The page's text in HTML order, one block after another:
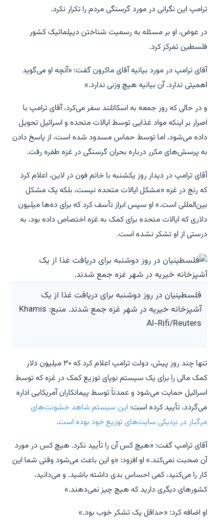
ترامپ این نگرانی در مورد گرسنگی مردم را تکرار نکرد.
در عوض، او بر مسئله به رسمیت شناختن دیپلماتیک کشور
فلسطین تمرکز کرد.
آقای ترامپ در مورد بیانیه آقای ماکرون گفت: «آنچه او می‌گوید
اهمیتی ندارد. آن بیانیه هیچ وزنی ندارد.»
و در حالی که روز جمعه به اسکاتلند سفر می‌کرد، آقای ترامپ با
اصرار بر اینکه مواد غذایی توسط ایالات متحده و اسرائیل تحویل
داده می‌شود، اما توسط حماس مسدود شده است، از پاسخ دادن
به پرسش‌های مکرر درباره بحران گرسنگی در غزه طفره رفت.
آقای ترامپ در دیدار روز یکشنبه با خانم فون در لاین، اعلام کرد
که رنج در غزه «مشکل ایالات متحده نیست، بلکه یک مشکل
بین‌المللی است.» او سپس ابراز تأسف کرد که برای ده‌ها میلیون
دلاری که ایالات متحده برای کمک به غزه اختصاص داده بود، به
درستی از او تشکر نشده است.
فلسطینیان در روز دوشنبه برای دریافت غذا از یک
آشپزخانه خیریه در شهر غزه جمع شدند. منبع: Khamis
Al-Rifi/Reuters
تنها چند روز پیش، دولت ترامپ اعلام کرد که ۳۰ میلیون دلار
کمک مالی را برای یک سیستم نوپای توزیع کمک در غزه که توسط
اسرائیل حمایت می‌شود و عمدتاً توسط پیمانکاران آمریکایی اداره
می‌گردد، تأیید کرده است؛ این سیستم شاهد خشونت‌های
مرگبار در نزدیکی سایت‌های توزیع خود بوده است.
آقای ترامپ گفت: «هیچ کس آن را تأیید نکرد. هیچ کس در مورد
آن صحبت نمی‌کند.» او افزود: «و این باعث می‌شود وقتی شما این
کار را می‌کنید، کمی احساس بدی داشته باشید. و می‌دانید،
کشورهای دیگری دارید که هیچ چیز نمی‌دهند.»
او اضافه کرد: «حداقل یک تشکر خوب بود.»